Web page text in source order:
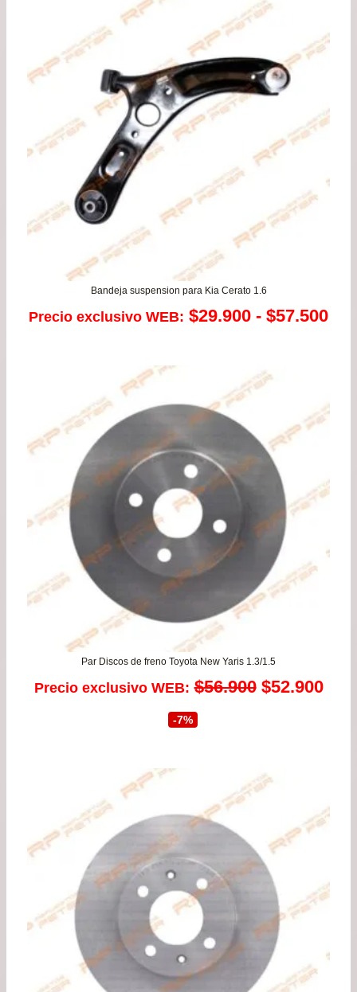
era:
$49.900.
Bandeja suspension para Kia Cerato 1.6
Precio exclusivo WEB: $29.900 - $57.500
Par Discos de freno Toyota New Yaris 1.3/1.5
Precio exclusivo WEB: $56.900 El
era:
$56.900.
$52.900El
-7%